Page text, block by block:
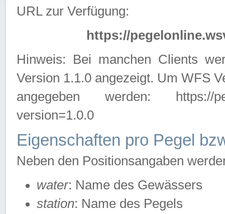
URL zur Verfügung:
https://
Hinweis: Bei manchen Clients
Version 1.1.0 angezeigt. Um WFS
angegeben werden: https://
version=1.0.0
Eigenschaften pro Pegel
Neben den Positionsangaben
water: Name des Gewässers
station: Name des Pegels